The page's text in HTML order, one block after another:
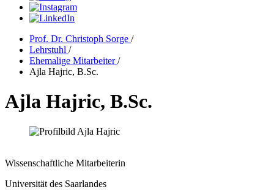
Prof. Dr. Christoph Sorge /
Lehrstuhl /
Ehemalige Mitarbeiter/
Ajla Hajric, B.Sc.
Ajla Hajric, B.Sc.
Wissenschaftliche Mitarbeiterin
Universität des Saarlandes